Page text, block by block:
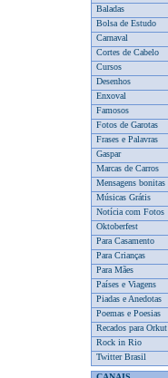
Baladas
Bolsa de Estudo
Carnaval
Cortes de Cabelo
Cursos
Desenhos
Enxoval
Famosos
Fotos de Garotas
Frases e Palavras
Gaspar
Marcas de Carros
Mensagens bonitas
Músicas Grátis
Notícia com Fotos
Oktoberfest
Para Casamento
Para Crianças
Para Mães
Países e Viagens
Piadas e Anedotas
Poemas e Poesias
Recados para Orkut
Rock in Rio
Twitter Brasil